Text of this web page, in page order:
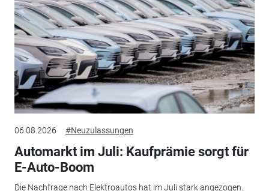
06.08.2026 #Neuzulassungen
Automarkt im Juli: Kaufprämie sorgt für
E-Auto-Boom
Die Nachfrage nach Elektroautos hat im Juli stark angezogen.